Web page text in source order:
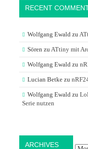
RECENT
Wolfgang Ewald zu
Sören zu ATtiny mit
Wolfgang Ewald zu
Lucian Betke zu
Wolfgang Ewald zu
Serie nutzen
ARCHIVES